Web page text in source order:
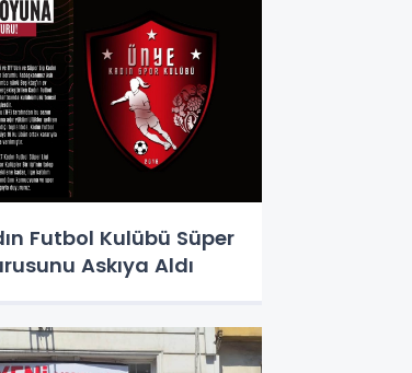
Futbol Kulübü Süper
Askıya Aldı